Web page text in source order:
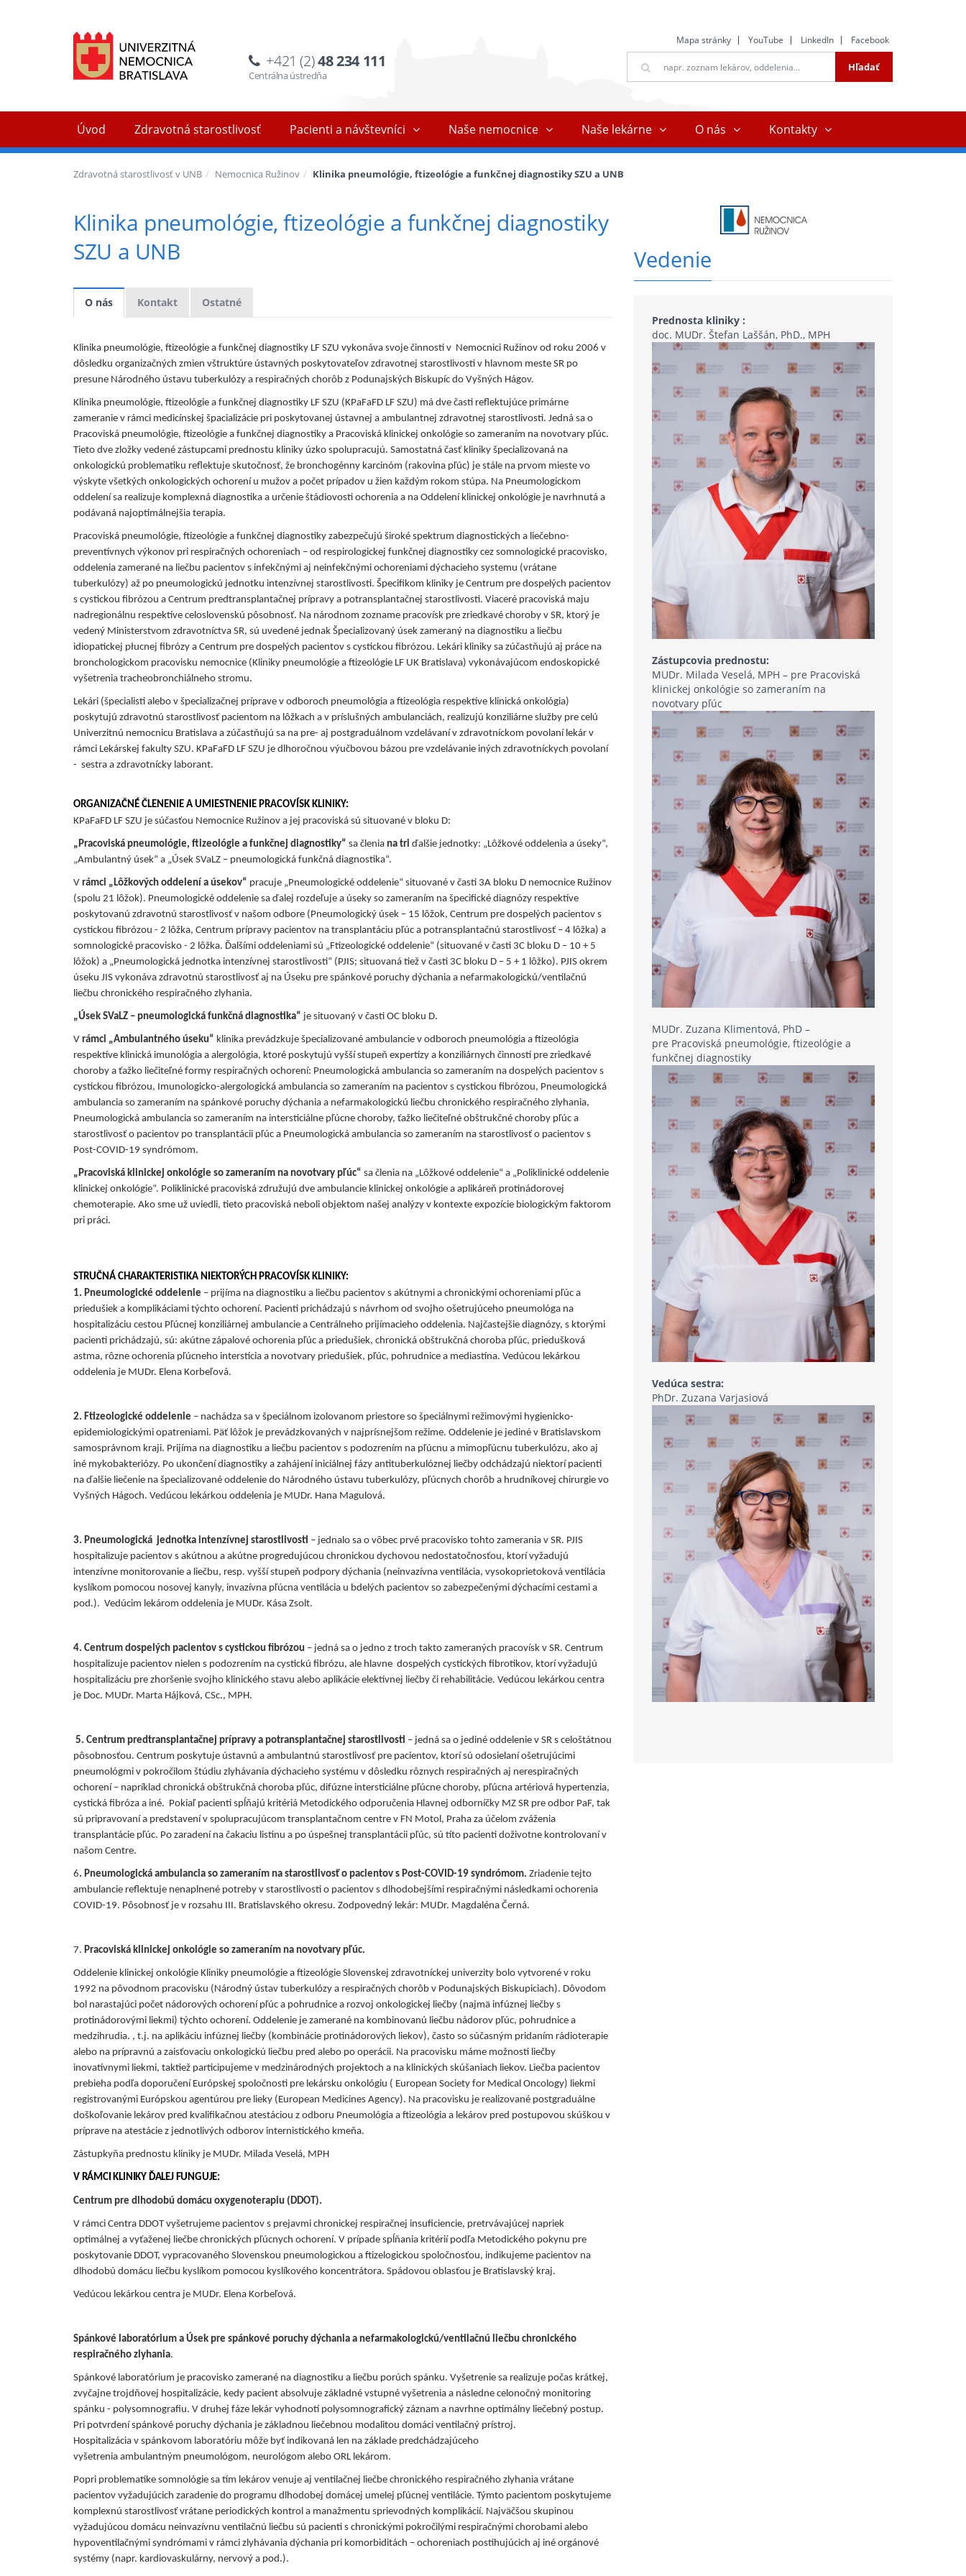
+421 (2)48 234 111
Centrálna ústredňa
Mapa stránky YouTube LinkedIn Facebook
vyhľadávanie
Hľadať
Úvod Zdravotná starostlivosť Pacienti a návštevníci Naše nemocnice Naše lekárne O nás Kontakty
Zdravotná starostlivosť v UNB Nemocnica Ružinov Klinika pneumológie, ftizeológie a funkčnej diagnostiky SZU a UNB
Klinika pneumológie, ftizeológie a funkčnej diagnostiky
SZU a UNB
O nás Kontakt Ostatné
Klinika pneumológie, ftizeológie a funkčnej diagnostiky LF SZU vykonáva svoje činnosti v Nemocnici Ružinov od roku 2006 v
dôsledku organizačných zmien vštruktúre ústavných poskytovateľov zdravotnej starostlivosti v hlavnom meste SR po
presune Národného ústavu tuberkulózy a respiračných chorôb z Podunajských Biskupíc do Vyšných Hágov.
Klinika pneumológie, ftizeológie a funkčnej diagnostiky LF SZU (KPaFaFD LF SZU) má dve časti reflektujúce primárne
zameranie v rámci medicínskej špacializácie pri poskytovanej ústavnej a ambulantnej zdravotnej starostlivosti. Jedná sa o
Pracoviská pneumológie, ftizeológie a funkčnej diagnostiky a Pracoviská klinickej onkológie so zameraním na novotvary pľúc.
Tieto dve zložky vedené zástupcami prednostu kliniky úzko spolupracujú. Samostatná časť kliniky špecializovaná na
onkologickú problematiku reflektuje skutočnosť, že bronchogénny karcinóm (rakovina pľúc) je stále na prvom mieste vo
výskyte všetkých onkologických ochorení u mužov a počet prípadov u žien každým rokom stúpa. Na Pneumologickom
oddelení sa realizuje komplexná diagnostika a určenie štádiovosti ochorenia a na Oddelení klinickej onkológie je navrhnutá a
podávaná najoptimálnejšia terapia.
Pracoviská pneumológie, ftizeológie a funkčnej diagnostiky zabezpečujú široké spektrum diagnostických a liečebno-
preventívnych výkonov pri respiračných ochoreniach – od respirologickej funkčnej diagnostiky cez somnologické pracovisko,
oddelenia zamerané na liečbu pacientov s infekčnými aj neinfekčnými ochoreniami dýchacieho systemu (vrátane
tuberkulózy) až po pneumologickú jednotku intenzívnej starostlivosti. Špecifikom kliniky je Centrum pre dospelých pacientov
s cystickou fibrózou a Centrum predtransplantačnej prípravy a potransplantačnej starostlivosti. Viaceré pracoviská maju
nadregionálnu respektíve celoslovenskú pôsobnosť. Na národnom zozname pracovísk pre zriedkavé choroby v SR, ktorý je
vedený Ministerstvom zdravotníctva SR, sú uvedené jednak Špecializovaný úsek zameraný na diagnostiku a liečbu
idiopatickej płucnej fibrózy a Centrum pre dospelých pacientov s cystickou fibrózou. Lekári kliniky sa zúčastňujú aj práce na
bronchologickom pracovisku nemocnice (Kliniky pneumológie a ftizeológie LF UK Bratislava) vykonávajúcom endoskopické
vyšetrenia tracheobronchiálneho stromu.
Lekári (špecialisti alebo v špecializačnej príprave v odboroch pneumológia a ftizeológia respektíve klinická onkológia)
poskytujú zdravotnú starostlivosť pacientom na lôžkach a v príslušných ambulanciách, realizujú konziliárne služby pre celú
Univerzitnú nemocnicu Bratislava a zúčastňujú sa na pre- aj postgraduálnom vzdelávaní v zdravotníckom povolaní lekár v
rámci Lekárskej fakulty SZU. KPaFaFD LF SZU je dlhoročnou výučbovou bázou pre vzdelávanie iných zdravotníckych povolaní
- sestra a zdravotnícky laborant.
ORGANIZAČNÉ ČLENENIE A UMIESTNENIE PRACOVÍSK KLINIKY:
KPaFaFD LF SZU je súčasťou Nemocnice Ružinov a jej pracoviská sú situované v bloku D:
„Pracoviská pneumológie, ftizeológie a funkčnej diagnostiky“ sa členia na tri ďalšie jednotky: „Lôžkové oddelenia a úseky“,
„Ambulantný úsek“ a „Úsek SVaLZ – pneumologická funkčná diagnostika“.
V rámci „Lôžkových oddelení a úsekov“ pracuje „Pneumologické oddelenie“ situované v časti 3A bloku D nemocnice Ružinov
(spolu 21 lôžok). Pneumologické oddelenie sa ďalej rozdeľuje a úseky so zameraním na špecifické diagnózy respektíve
poskytovanú zdravotnú starostlivosť v našom odbore (Pneumologický úsek – 15 lôžok, Centrum pre dospelých pacientov s
cystickou fibrózou - 2 lôžka, Centrum prípravy pacientov na transplantáciu pľúc a potransplantačnú starostlivosť – 4 lôžka) a
somnologické pracovisko - 2 lôžka. Ďalšími oddeleniami sú „Ftizeologické oddelenie“ (situované v časti 3C bloku D – 10 + 5
lôžok) a „Pneumologická jednotka intenzívnej starostlivosti“ (PJIS; situovaná tiež v časti 3C bloku D – 5 + 1 lôžko). PJIS okrem
úseku JIS vykonáva zdravotnú starostlivosť aj na Úseku pre spánkové poruchy dýchania a nefarmakologickú/ventilačnú
liečbu chronického respiračného zlyhania.
„Úsek SVaLZ – pneumologická funkčná diagnostika“ je situovaný v časti OC bloku D.
V rámci „Ambulantného úseku“ klinika prevádzkuje špecializované ambulancie v odboroch pneumológia a ftizeológia
respektíve klinická imunológia a alergológia, ktoré poskytujú vyšší stupeň expertízy a konziliárnych činností pre zriedkavé
choroby a ťažko liečiteľné formy respiračných ochorení: Pneumologická ambulancia so zameraním na dospelých pacientov s
cystickou fibrózou, Imunologicko-alergologická ambulancia so zameraním na pacientov s cystickou fibrózou, Pneumologická
ambulancia so zameraním na spánkové poruchy dýchania a nefarmakologickú liečbu chronického respiračného zlyhania,
Pneumologická ambulancia so zameraním na intersticiálne pľúcne choroby, ťažko liečiteľné obštrukčné choroby pľúc a
starostlivosť o pacientov po transplantácii pľúc a Pneumologická ambulancia so zameraním na starostlivosť o pacientov s
Post-COVID-19 syndrómom.
„Pracoviská klinickej onkológie so zameraním na novotvary pľúc“ sa členia na „Lôžkové oddelenie“ a „Poliklinické oddelenie
klinickej onkológie“. Poliklinické pracoviská združujú dve ambulancie klinickej onkológie a aplikáreň protinádorovej
chemoterapie. Ako sme už uviedli, tieto pracoviská neboli objektom našej analýzy v kontexte expozície biologickým faktorom
pri práci.
STRUČNÁ CHARAKTERISTIKA NIEKTORÝCH PRACOVÍSK KLINIKY:
1. Pneumologické oddelenie – prijíma na diagnostiku a liečbu pacientov s akútnymi a chronickými ochoreniami pľúc a
priedušiek a komplikáciami týchto ochorení. Pacienti prichádzajú s návrhom od svojho ošetrujúceho pneumológa na
hospitalizáciu cestou Pľúcnej konziliárnej ambulancie a Centrálneho prijímacieho oddelenia. Najčastejšie diagnózy, s ktorými
pacienti prichádzajú, sú: akútne zápalové ochorenia pľúc a priedušiek, chronická obštrukčná choroba pľúc, priedušková
astma, rôzne ochorenia pľúcneho interstícia a novotvary priedušiek, pľúc, pohrudnice a mediastína. Vedúcou lekárkou
oddelenia je MUDr. Elena Korbeľová.
2. Ftizeologické oddelenie – nachádza sa v špeciálnom izolovanom priestore so špeciálnymi režimovými hygienicko-
epidemiologickými opatreniami. Päť lôžok je prevádzkovaných v najprísnejšom režime. Oddelenie je jediné v Bratislavskom
samosprávnom kraji. Prijíma na diagnostiku a liečbu pacientov s podozrením na pľúcnu a mimopľúcnu tuberkulózu, ako aj
iné mykobakteriózy. Po ukončení diagnostiky a zahájení iniciálnej fázy antituberkulóznej liečby odchádzajú niektorí pacienti
na ďalšie liečenie na špecializované oddelenie do Národného ústavu tuberkulózy, pľúcnych chorôb a hrudníkovej chirurgie vo
Vyšných Hágoch. Vedúcou lekárkou oddelenia je MUDr. Hana Magulová.
3. Pneumologická jednotka intenzívnej starostlivosti – jednalo sa o vôbec prvé pracovisko tohto zamerania v SR. PJIS
hospitalizuje pacientov s akútnou a akútne progredujúcou chronickou dychovou nedostatočnosťou, ktorí vyžadujú
intenzívne monitorovanie a liečbu, resp. vyšší stupeň podpory dýchania (neinvazívna ventilácia, vysokoprietoková ventilácia
kyslíkom pomocou nosovej kanyly, invazívna pľúcna ventilácia u bdelých pacientov so zabezpečenými dýchacími cestami a
pod.). Vedúcim lekárom oddelenia je MUDr. Kása Zsolt.
4. Centrum dospelých pacientov s cystickou fibrózou – jedná sa o jedno z troch takto zameraných pracovísk v SR. Centrum
hospitalizuje pacientov nielen s podozrením na cystickú fibrózu, ale hlavne dospelých cystických fibrotikov, ktorí vyžadujú
hospitalizáciu pre zhoršenie svojho klinického stavu alebo aplikácie elektívnej liečby či rehabilitácie. Vedúcou lekárkou centra
je Doc. MUDr. Marta Hájková, CSc., MPH.
5. Centrum predtransplantačnej prípravy a potransplantačnej starostlivosti – jedná sa o jediné oddelenie v SR s celoštátnou
pôsobnosťou. Centrum poskytuje ústavnú a ambulantnú starostlivosť pre pacientov, ktorí sú odosielaní ošetrujúcimi
pneumológmi v pokročilom štúdiu zlyhávania dýchacieho systému v dôsledku rôznych respiračných aj nerespiračných
ochorení – napríklad chronická obštrukčná choroba pľúc, difúzne intersticiálne pľúcne choroby, pľúcna artériová hypertenzia,
cystická fibróza a iné. Pokiaľ pacienti spĺňajú kritériá Metodického odporučenia Hlavnej odborníčky MZ SR pre odbor PaF, tak
sú pripravovaní a predstavení v spolupracujúcom transplantačnom centre v FN Motol, Praha za účelom zváženia
transplantácie pľúc. Po zaradení na čakaciu listinu a po úspešnej transplantácii pľúc, sú títo pacienti doživotne kontrolovaní v
našom Centre.
6. Pneumologická ambulancia so zameraním na starostlivosť o pacientov s Post-COVID-19 syndrómom. Zriadenie tejto
ambulancie reflektuje nenaplnené potreby v starostlivosti o pacientov s dlhodobejšími respiračnými následkami ochorenia
COVID-19. Pôsobnosť je v rozsahu III. Bratislavského okresu. Zodpovedný lekár: MUDr. Magdaléna Černá.
7. Pracoviská klinickej onkológie so zameraním na novotvary pľúc.
Oddelenie klinickej onkológie Kliniky pneumológie a ftizeológie Slovenskej zdravotníckej univerzity bolo vytvorené v roku
1992 na pôvodnom pracovisku (Národný ústav tuberkulózy a respiračných chorôb v Podunajských Biskupiciach). Dôvodom
bol narastajúci počet nádorových ochorení pľúc a pohrudnice a rozvoj onkologickej liečby (najmä infúznej liečby s
protinádorovými liekmi) týchto ochorení. Oddelenie je zamerané na kombinovanú liečbu nádorov pľúc, pohrudnice a
medzihrudia. , t.j. na aplikáciu infúznej liečby (kombinácie protinádorových liekov), často so súčasným pridaním rádioterapie
alebo na prípravnú a zaisťovaciu onkologickú liečbu pred alebo po operácii. Na pracovisku máme možnosti liečby
inovatívnymi liekmi, taktiež participujeme v medzinárodných projektoch a na klinických skúšaniach liekov. Liečba pacientov
prebieha podľa doporučení Európskej spoločnosti pre lekársku onkológiu ( European Society for Medical Oncology) liekmi
registrovanými Európskou agentúrou pre lieky (European Medicines Agency). Na pracovisku je realizované postgraduálne
doškoľovanie lekárov pred kvalifikačnou atestáciou z odboru Pneumológia a ftizeológia a lekárov pred postupovou skúškou v
príprave na atestácie z jednotlivých odborov internistického kmeňa.
Zástupkyňa prednostu kliniky je MUDr. Milada Veselá, MPH
V RÁMCI KLINIKY ĎALEJ FUNGUJE:
Centrum pre dlhodobú domácu oxygenoterapiu (DDOT).
V rámci Centra DDOT vyšetrujeme pacientov s prejavmi chronickej respiračnej insuficiencie, pretrvávajúcej napriek
optimálnej a vyťaženej liečbe chronických pľúcnych ochorení. V prípade spĺňania kritérií podľa Metodického pokynu pre
poskytovanie DDOT, vypracovaného Slovenskou pneumologickou a ftizelogickou spoločnosťou, indikujeme pacientov na
dlhodobú domácu liečbu kyslíkom pomocou kyslíkového koncentrátora. Spádovou oblasťou je Bratislavský kraj.
Vedúcou lekárkou centra je MUDr. Elena Korbeľová.
Spánkové laboratórium a Úsek pre spánkové poruchy dýchania a nefarmakologickú/ventilačnú liečbu chronického
respiračného zlyhania.
Spánkové laboratórium je pracovisko zamerané na diagnostiku a liečbu porúch spánku. Vyšetrenie sa realizuje počas krátkej,
zvyčajne trojdňovej hospitalizácie, kedy pacient absolvuje základné vstupné vyšetrenia a následne celonočný monitoring
spánku - polysomnografiu. V druhej fáze lekár vyhodnotí polysomnografický záznam a navrhne optimálny liečebný postup.
Pri potvrdení spánkové poruchy dýchania je základnou liečebnou modalitou domáci ventilačný prístroj.
Hospitalizácia v spánkovom laboratóriu môže byť indikovaná len na základe predchádzajúceho
vyšetrenia ambulantným pneumológom, neurológom alebo ORL lekárom.
Popri problematike somnológie sa tím lekárov venuje aj ventilačnej liečbe chronického respiračného zlyhania vrátane
pacientov vyžadujúcich zaradenie do programu dlhodobej domácej umelej pľúcnej ventilácie. Týmto pacientom poskytujeme
komplexnú starostlivosť vrátane periodických kontrol a manažmentu sprievodných komplikácií. Najväčšou skupinou
vyžadujúcou domácu neinvazívnu ventilačnú liečbu sú pacienti s chronickými pokročilými respiračnými chorobami alebo
hypoventilačnými syndrómami v rámci zlyhávania dýchania pri komorbiditách – ochoreniach postihujúcich aj iné orgánové
systémy (napr. kardiovaskulárny, nervový a pod.).
Vedenie
Prednosta kliniky :
doc. MUDr. Štefan Laššán, PhD., MPH
Zástupcovia prednostu:
MUDr. Milada Veselá, MPH – pre Pracoviská
klinickej onkológie so zameraním na
novotvary pľúc
MUDr. Zuzana Klimentová, PhD –
pre Pracoviská pneumológie, ftizeológie a
funkčnej diagnostiky
Vedúca sestra:
PhDr. Zuzana Varjasiová